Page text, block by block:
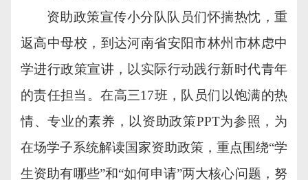
资助政策宣传小分队队员们怀揣热忱，重
返高中母校，到达河南省安阳市林州市林虑中
学进行政策宣讲，以实际行动践行新时代青年
的责任担当。在高三17班，队员们以饱满的热
情、专业的素养，以资助政策PPT为参照，为
在场学子系统解读国家资助政策，重点围绕“学
生资助有哪些”和“如何申请”两大核心问题，努